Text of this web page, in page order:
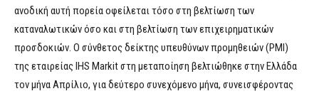
ανοδική αυτή πορεία οφείλεται τόσο στη βελτίωση των
καταναλωτικών όσο και στη βελτίωση των επιχειρηματικών
προσδοκιών. Ο σύνθετος δείκτης υπευθύνων προμηθειών (PMI)
της εταιρείας ΙΗS Markit στη μεταποίηση βελτιώθηκε στην Ελλάδα
τον μήνα Απρίλιο, για δεύτερο συνεχόμενο μήνα, συνεισφέροντας